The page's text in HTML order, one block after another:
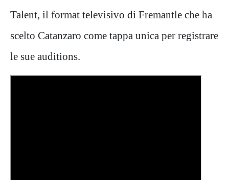
Talent, il format televisivo di Fremantle che ha
scelto Catanzaro come tappa unica per registrare
le sue auditions.